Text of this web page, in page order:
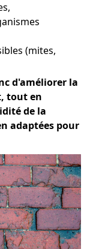
(mites,
d'améliorer la
tout en
de la
adaptées pour